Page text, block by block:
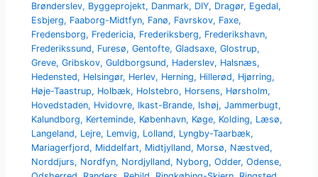
Brønderslev, Byggeprojekt, Danmark, DIY, Dragør, Egedal,
Esbjerg, Faaborg-Midtfyn, Fanø, Favrskov, Faxe,
Fredensborg, Fredericia, Frederiksberg, Frederikshavn,
Frederikssund, Furesø,Gentofte,Gladsaxe,Glostrup,
Greve,Gribskov,Guldborgsund, Haderslev, Halsnæs,
Hedensted, Helsingør, Herlev, Herning, Hillerød, Hjørring,
Høje-Taastrup, Holbæk, Holstebro, Horsens, Hørsholm,
Hovedstaden, Hvidovre, Ikast-Brande, Ishøj,Jammerbugt,
Kalundborg, Kerteminde, København, Køge, Kolding, Læsø,
Langeland, Lejre, Lemvig, Lolland, Lyngby-Taarbæk,
Mariagerfjord, Middelfart, Midtjylland, Morsø, Næstved,
Norddjurs, Nordfyn, Nordjylland, Nyborg,Odder,Odense,